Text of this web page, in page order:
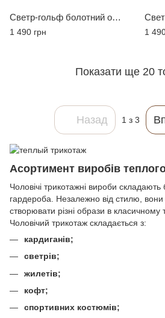
Светр-гольф болотний однотонний MCR, розмір S
1 490 грн 1
Показати ще 20
Назад 1 з 3
Асортимент виробів
Чоловічі трикотажні вироби складають
гардероба. Незалежно від стилю,
створювати різні образи в класичному
Чоловічий трикотаж складається з:
кардиганів;
светрів;
жилетів;
кофт;
спортивних костюмів;